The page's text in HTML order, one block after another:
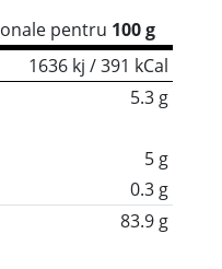
pentru 100 g
1636 kj / 391 kCal
5.3 g
5 g
0.3 g
83.9 g